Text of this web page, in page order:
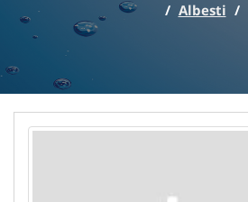
/ Albesti /